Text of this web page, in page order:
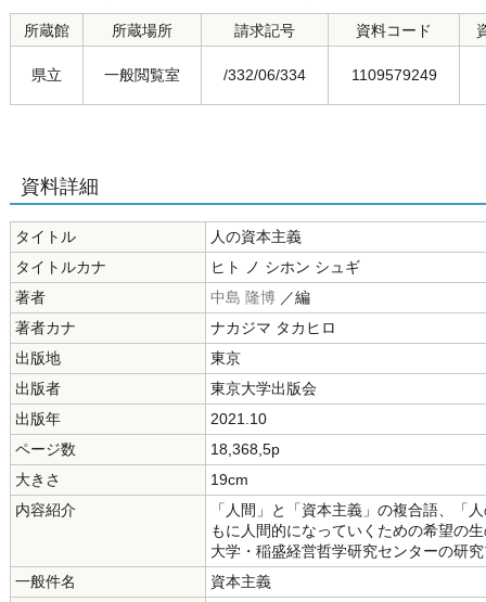
所蔵館 所蔵場所 請求記号 資料コード
県立 一般閲覧室 /332/06/334 1109579249
資料詳細
タイトル
人の資本主義
タイトルカナ
ヒト ノ シホン シュギ
著者
中島 隆博 ／編
著者カナ
ナカジマ タカヒロ
出版地
東京
出版者
東京大学出版会
出版年
2021.10
ページ数
18,368,5p
大きさ
19cm
内容紹介
「人間」と「資本主義」の複合語、「
もに人間的になっていくための希望の
大学・稲盛経営哲学研究センターの研
一般件名
資本主義